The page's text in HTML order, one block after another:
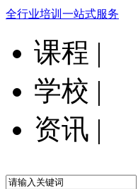
全行业培训一站式服务
课程 |
学校 |
资讯 |